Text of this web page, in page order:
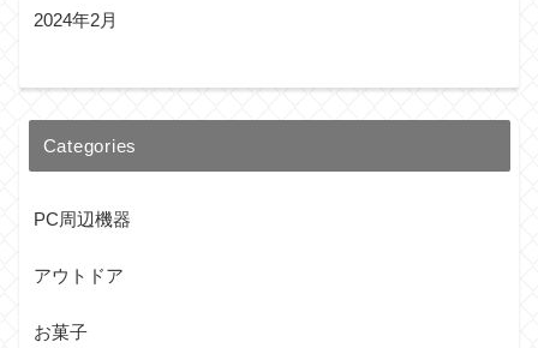
2024年2月
Categories
PC周辺機器
アウトドア
お菓子